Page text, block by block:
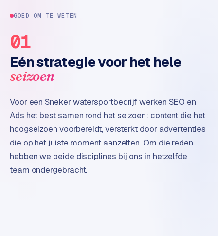
i
k
e
l
W
o
n
n
n
t
GOED OM TE WETEN
01
Eén strategie voor het hele
seizoen
Voor een Sneker watersportbedrijf werken SEO en
Ads het best samen rond het seizoen: content die het
hoogseizoen voorbereidt, versterkt door advertenties
die op het juiste moment aanzetten. Om die reden
hebben we beide disciplines bij ons in hetzelfde
team ondergebracht.